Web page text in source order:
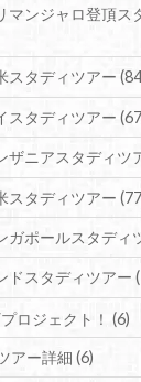
マンジャロ登頂ス
スタディツアー
スタディツアー
ザニアスタディツ
スタディツアー
ガポールスタディ
ドスタディツアー
ロジェクト！(6)
アー詳細(6)